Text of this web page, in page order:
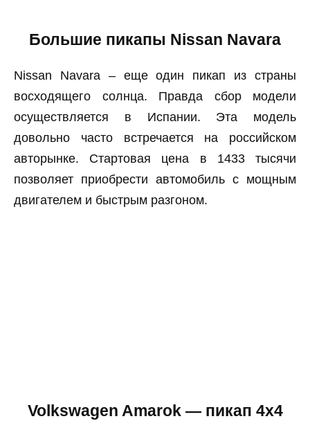
Большие пикапы Nissan Navara
Nissan Navara – еще один пикап из страны
восходящего солнца. Правда сбор модели
осуществляется в Испании. Эта модель
довольно часто встречается на российском
авторынке. Стартовая цена в 1433 тысячи
позволяет приобрести автомобиль с мощным
двигателем и быстрым разгоном.
Volkswagen Amarok — пикап 4х4